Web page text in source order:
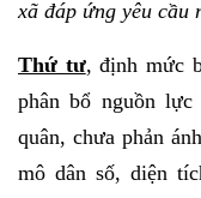
xã đáp ứng yêu cầu
Thứ tư, định mức
phân bổ nguồn
quân, chưa phản
mô dân số, diện